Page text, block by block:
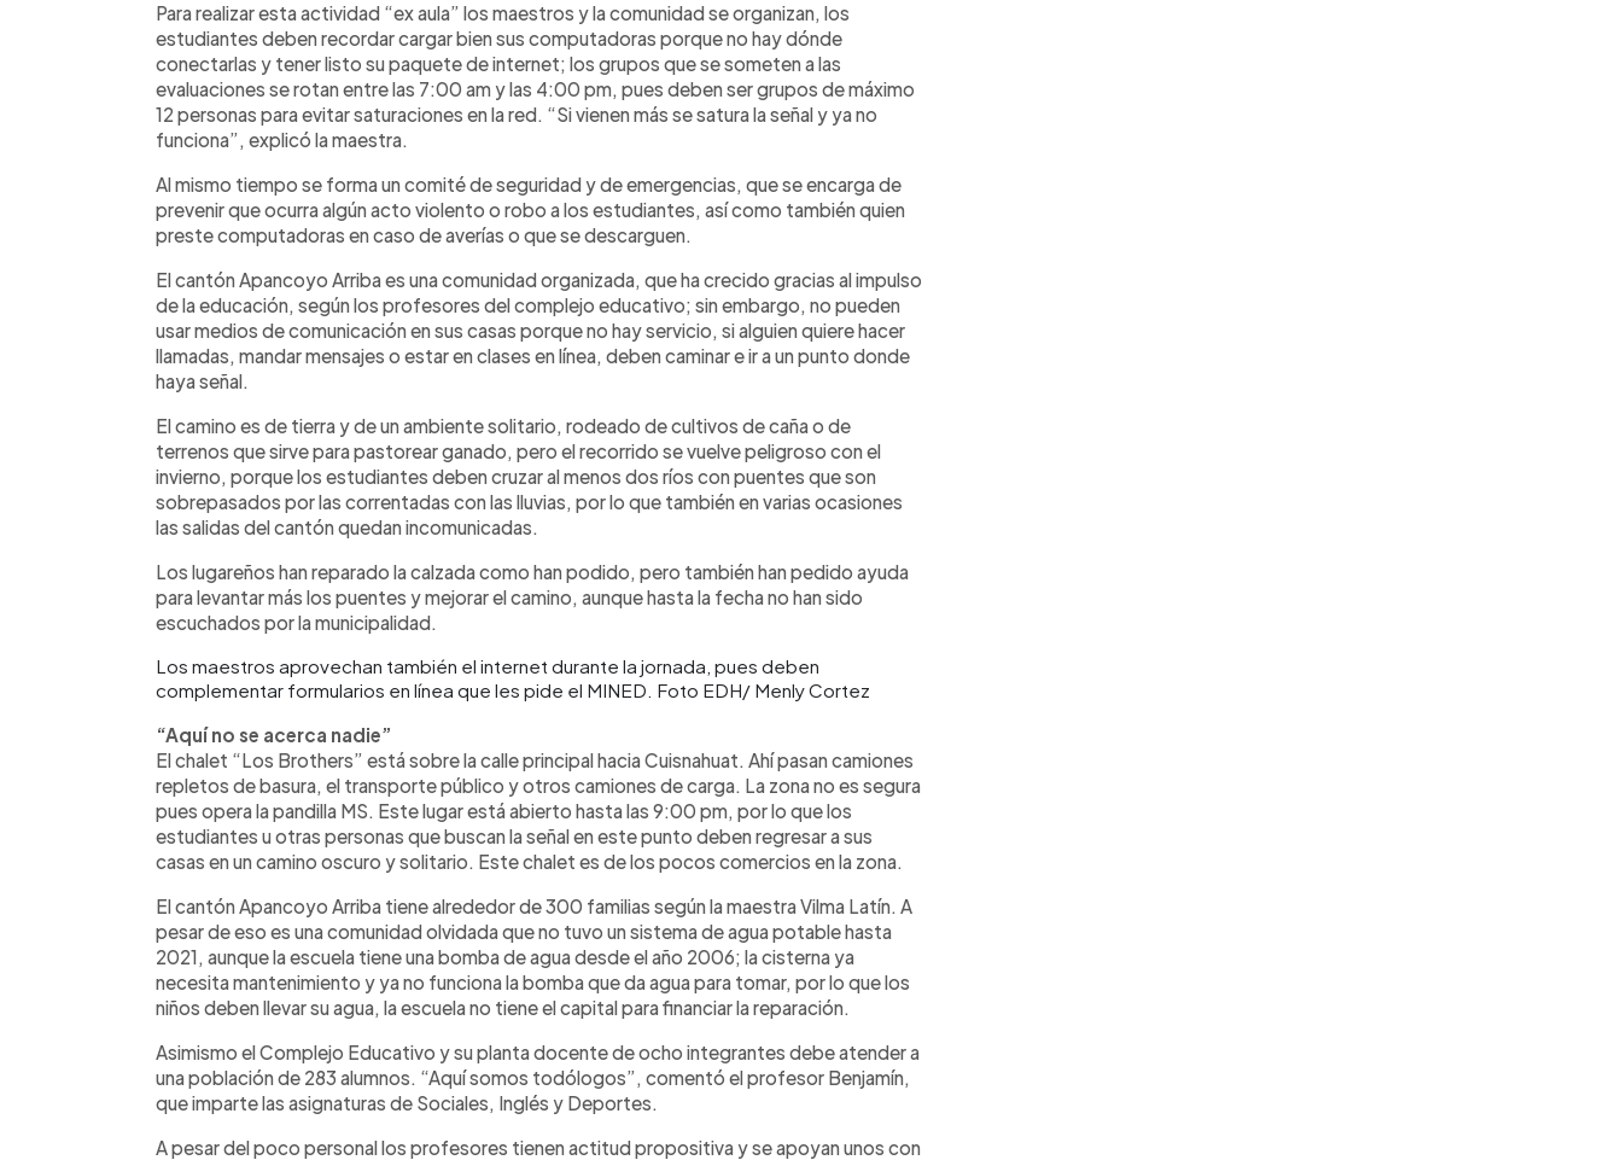
Para realizar esta actividad “ex aula” los maestros y la comunidad se organizan, los
estudiantes deben recordar cargar bien sus computadoras porque no hay dónde
conectarlas y tener listo su paquete de internet; los grupos que se someten a las
evaluaciones se rotan entre las 7:00 am y las 4:00 pm, pues deben ser grupos de máximo
12 personas para evitar saturaciones en la red. “Si vienen más se satura la señal y ya no
funciona”, explicó la maestra.
Al mismo tiempo se forma un comité de seguridad y de emergencias, que se encarga de
prevenir que ocurra algún acto violento o robo a los estudiantes, así como también quien
preste computadoras en caso de averías o que se descarguen.
El cantón Apancoyo Arriba es una comunidad organizada, que ha crecido gracias al impulso
de la educación, según los profesores del complejo educativo; sin embargo, no pueden
usar medios de comunicación en sus casas porque no hay servicio, si alguien quiere hacer
llamadas, mandar mensajes o estar en clases en línea, deben caminar e ir a un punto donde
haya señal.
El camino es de tierra y de un ambiente solitario, rodeado de cultivos de caña o de
terrenos que sirve para pastorear ganado, pero el recorrido se vuelve peligroso con el
invierno, porque los estudiantes deben cruzar al menos dos ríos con puentes que son
sobrepasados por las correntadas con las lluvias, por lo que también en varias ocasiones
las salidas del cantón quedan incomunicadas.
Los lugareños han reparado la calzada como han podido, pero también han pedido ayuda
para levantar más los puentes y mejorar el camino, aunque hasta la fecha no han sido
escuchados por la municipalidad.
Los maestros aprovechan también el internet durante la jornada, pues deben
complementar formularios en línea que les pide el MINED. Foto EDH/ Menly Cortez
“Aquí no se acerca nadie”
El chalet “Los Brothers” está sobre la calle principal hacia Cuisnahuat. Ahí pasan camiones
repletos de basura, el transporte público y otros camiones de carga. La zona no es segura
pues opera la pandilla MS. Este lugar está abierto hasta las 9:00 pm, por lo que los
estudiantes u otras personas que buscan la señal en este punto deben regresar a sus
casas en un camino oscuro y solitario. Este chalet es de los pocos comercios en la zona.
El cantón Apancoyo Arriba tiene alrededor de 300 familias según la maestra Vilma Latín. A
pesar de eso es una comunidad olvidada que no tuvo un sistema de agua potable hasta
2021, aunque la escuela tiene una bomba de agua desde el año 2006; la cisterna ya
necesita mantenimiento y ya no funciona la bomba que da agua para tomar, por lo que los
niños deben llevar su agua, la escuela no tiene el capital para financiar la reparación.
Asimismo el Complejo Educativo y su planta docente de ocho integrantes debe atender a
una población de 283 alumnos. “Aquí somos todólogos”, comentó el profesor Benjamín,
que imparte las asignaturas de Sociales, Inglés y Deportes.
A pesar del poco personal los profesores tienen actitud propositiva y se apoyan unos con